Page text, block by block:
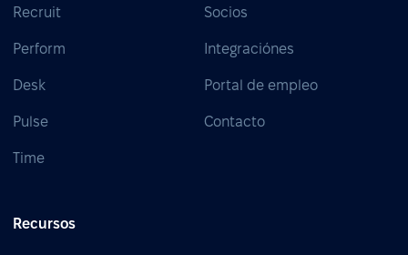
Recruit
Perform
Desk
Pulse
Time
Socios
Integraciónes
Portal de empleo
Contacto
Recursos